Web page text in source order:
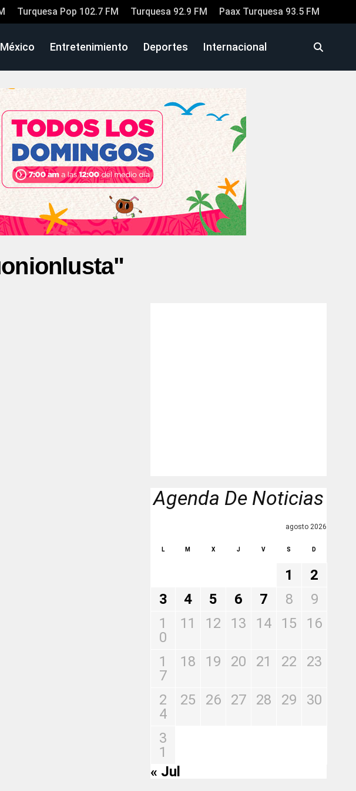
Turquesa Pop 102.7 FM Turquesa 92.9 FM Paax Turquesa 93.5 FM
México Entretenimiento Deportes Internacional
Agenda De Noticias
agosto 2026
L M X J V S D
1
2
3
4 5 6 7 8
9
1
0
11 12 13 14 15 16
1
7
18 19 20 21 22 23
2
4
25 26 27 28 29 30
3
1
« Jul